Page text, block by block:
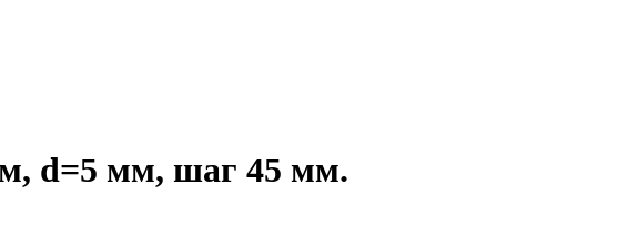
d=5 мм, шаг 45 мм.